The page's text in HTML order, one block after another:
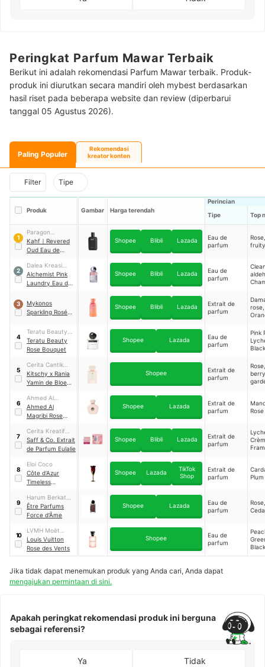
Peringkat Parfum Mawar Terbaik
Berikut ini adalah rekomendasi Parfum Mawar terbaik. Produk-
produk ini diurutkan secara mandiri oleh mybest berdasarkan
hasil riset pada beberapa website dan review (diperbarui
tanggal 05 Agustus 2026).
Paling Populer
Rekomendasi
kreator konten
Filter Tipe
Produk Gambar Harga terendah
Perincian
Tipe
Top
1
Paragon
Technology and
Innovation
Kahf ｜ Revered
Oud Eau de
Shopee Blibli Lazada
Eau de
parfum
fruity
2
Dalea Kreasi
Nadisanti
Alchemist Pink
Laundry Eau de
Shopee Blibli Lazada
Eau de
parfum
3
Mykonos
Sparkling Rosé
Parfum
Shopee Blibli Lazada
Extrait de
parfum
rose,
4
Teratu Beauty
Kosmekreasi
Teratu Beauty
Rose Bouquet
Shopee Lazada
Eau de
parfum
Pink
5
Cerita Cantik
Indonesia
Kitschy x Rania
Yamin de Bloem
Parfum
Shopee
Extrait de
parfum
6
Ahmed Al
Maghribi
Perfumes
Ahmed Al
Magribi Rose
Parfum
Shopee Lazada
Extrait de
parfum
Rose
7
Cerita Kreatif
Indonesia
Saff & Co. Extrait
de Parfum Eulalie
Shopee Blibli Lazada
Extrait de
parfum
8
Eloi Coco
Côte d'Azur
Timeless
Posie Extrait de
Parfum
Shopee Lazada
TikTok
Shop
Extrait de
parfum
Plum
9
Harum Berkat
Nusantara
Être Parfums
Force d'Âme
Shopee Lazada
Eau de
parfum
Rose,
10
LVMH Moët
Hennessy Louis
Vuitton
Louis Vuitton
Rose des Vents
Shopee
Eau de
parfum
Jika tidak dapat menemukan produk yang Anda cari, Anda dapat
mengajukan permintaan di sini.
Apakah peringkat rekomendasi produk ini berguna
sebagai referensi?
Ya Tidak